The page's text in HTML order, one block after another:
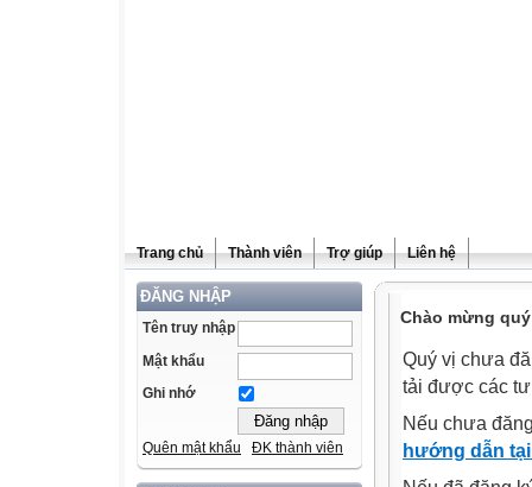
Trang chủ Thành viên Trợ giúp Liên hệ
ĐĂNG NHẬP
Tên truy nhập
Mật khẩu
Ghi nhớ
Quên mật khẩu ĐK thành viên
Chào mừng
Quý vị chưa
tải được các
Nếu chưa
hướng dẫn